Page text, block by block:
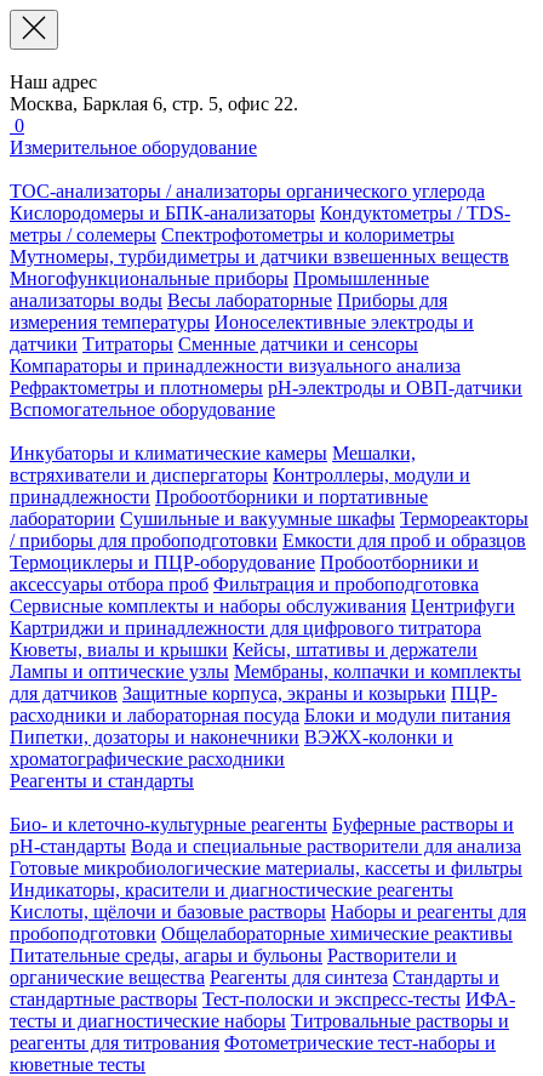
Наш адрес
Москва, Барклая 6, стр. 5, офис 22.
0
Измерительное оборудование
TOC-анализаторы / анализаторы органического углерода
Кислородомеры и БПК-анализаторы Кондуктометры / TDS-
метры / солемеры Спектрофотометры и колориметры
Мутномеры, турбидиметры и датчики взвешенных веществ
Многофункциональные приборы Промышленные
анализаторы воды Весы лабораторные Приборы для
измерения температуры Ионоселективные электроды и
датчики Титраторы Сменные датчики и сенсоры
Компараторы и принадлежности визуального анализа
Рефрактометры и плотномеры pH-электроды и ОВП-датчики
Вспомогательное оборудование
Инкубаторы и климатические камеры Мешалки,
встряхиватели и диспергаторы Контроллеры, модули и
принадлежности Пробоотборники и портативные
лаборатории Сушильные и вакуумные шкафы Термореакторы
/ приборы для пробоподготовки Емкости для проб и образцов
Термоциклеры и ПЦР-оборудование Пробоотборники и
аксессуары отбора проб Фильтрация и пробоподготовка
Сервисные комплекты и наборы обслуживания Центрифуги
Картриджи и принадлежности для цифрового титратора
Кюветы, виалы и крышки Кейсы, штативы и держатели
Лампы и оптические узлы Мембраны, колпачки и комплекты
для датчиков Защитные корпуса, экраны и козырьки ПЦР-
расходники и лабораторная посуда Блоки и модули питания
Пипетки, дозаторы и наконечники ВЭЖХ-колонки и
хроматографические расходники
Реагенты и стандарты
Био- и клеточно-культурные реагенты Буферные растворы и
pH-стандарты Вода и специальные растворители для анализа
Готовые микробиологические материалы, кассеты и фильтры
Индикаторы, красители и диагностические реагенты
Кислоты, щёлочи и базовые растворы Наборы и реагенты для
пробоподготовки Общелабораторные химические реактивы
Питательные среды, агары и бульоны Растворители и
органические вещества Реагенты для синтеза Стандарты и
стандартные растворы Тест-полоски и экспресс-тесты ИФА-
тесты и диагностические наборы Титровальные растворы и
реагенты для титрования Фотометрические тест-наборы и
кюветные тесты